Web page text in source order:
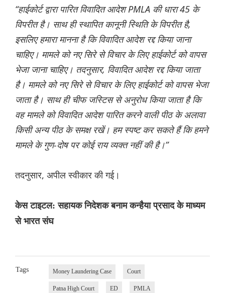
“हाईकोर्ट द्वारा पारित विवादित आदेश PMLA की धारा 45 के
विपरीत है। साथ ही स्थापित कानूनी स्थिति के विपरीत है,
इसलिए हमारा मानना ​​है कि विवादित आदेश रद्द किया जाना
चाहिए। मामले को नए सिरे से विचार के लिए हाईकोर्ट को वापस
भेजा जाना चाहिए। तदनुसार, विवादित आदेश रद्द किया जाता
है। मामले को नए सिरे से विचार के लिए हाईकोर्ट को वापस भेजा
जाता है। साथ ही चीफ जस्टिस से अनुरोध किया जाता है कि
वह मामले को विवादित आदेश पारित करने वाली पीठ के अलावा
किसी अन्य पीठ के समक्ष रखें। हम स्पष्ट कर सकते हैं कि हमने
मामले के गुण-दोष पर कोई राय व्यक्त नहीं की है।”
तदनुसार, अपील स्वीकार की गई।
केस टाइटल: सहायक निदेशक बनाम कन्हैया प्रसाद के माध्यम
से भारत संघ
Tags Money Laundering Case Court
Patna High Court ED PMLA